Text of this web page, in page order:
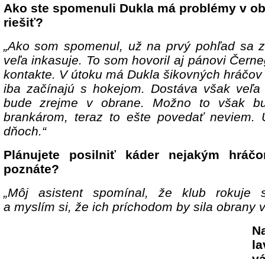
Ako ste spomenuli Dukla má problémy v
riešiť?
„Ako som spomenul, už na prvý pohľad sa
veľa inkasuje. To som hovoril aj pánovi
kontakte. V útoku má Dukla šikovných
iba začínajú s hokejom. Dostáva však veľa
bude zrejme v obrane. Možno to však
brankárom, teraz to ešte povedať neviem.
dňoch.“
Plánujete posilniť káder nejakým
poznáte?
„Môj asistent spomínal, že klub rokuje
a myslím si, že ich príchodom by sila obrany